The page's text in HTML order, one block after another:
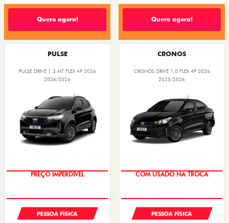
Quero agora! Quero agora!
PULSE
PULSE DRIVE 1.3 MT FLEX 4P 2026
2026/2026
PREÇO IMPERDÍVEL
PESSOA FÍSICA
CRONOS
CRONOS DRIVE 1.0 FLEX 4P 2026
2025/2026
COM USADO NA TROCA
PESSOA FÍSICA